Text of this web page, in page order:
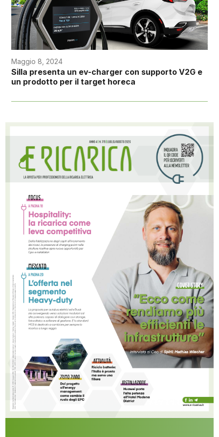
Maggio 8, 2024
Silla presenta un ev-charger con supporto V2G e
un prodotto per il target horeca